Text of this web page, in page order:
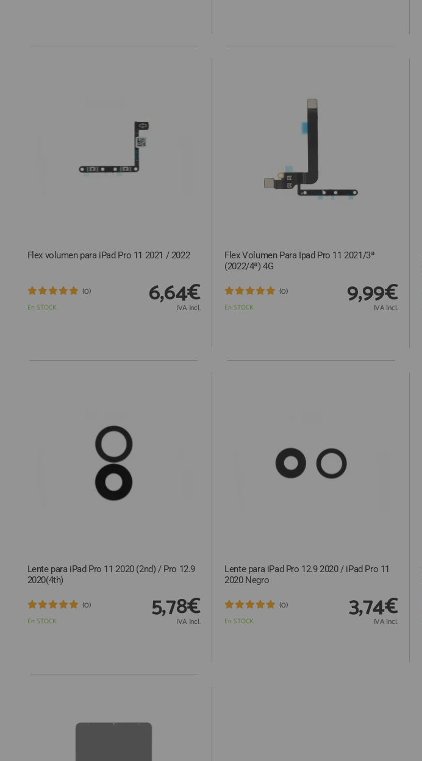
Flex volumen para iPad Pro 11 2021 / 2022
En STOCK
(0) 6,64€
IVA Incl.
Flex Volumen Para Ipad Pro 11 2021/3ª
(2022/4ª) 4G
En STOCK
(0) 9,99€
IVA Incl.
Lente para iPad Pro 11 2020 (2nd) / Pro 12.9
2020(4th)
En STOCK
(0) 5,78€
IVA Incl.
Lente para iPad Pro 12.9 2020 / iPad Pro 11
2020 Negro
En STOCK
(0) 3,74€
IVA Incl.